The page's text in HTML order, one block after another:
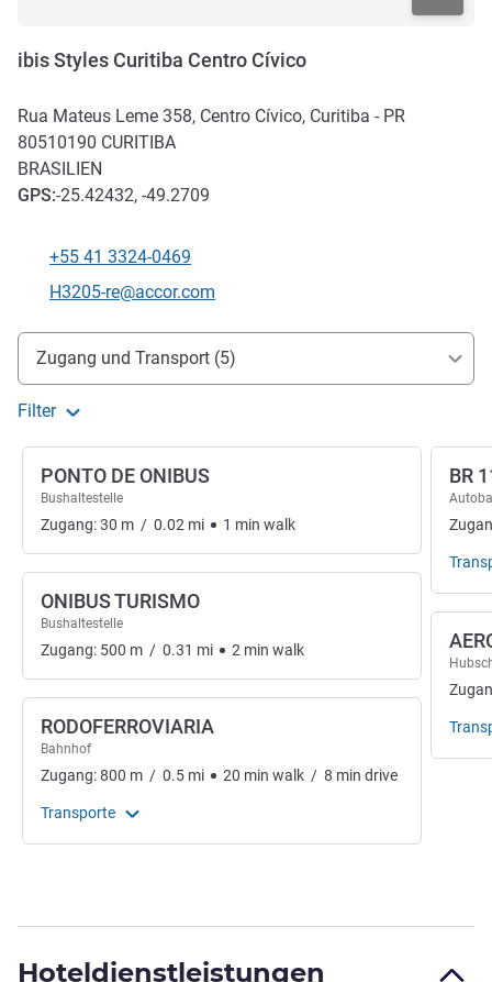
ibis Styles Curitiba Centro Cívico
Rua Mateus Leme 358, Centro Cívico, Curitiba - PR
80510190 CURITIBA
BRASILIEN
GPS:-25.42432, -49.2709
+55 41 3324-0469
Kontakt-E-Mail
H3205-re@accor.com
Erreichbarkeit und Anbindung
Zugang und Transport (5)
Filter
PONTO DE ONIBUS
Bushaltestelle
Zugang:30 m / 0.02 mi 1 min walk
ONIBUS TURISMO
Bushaltestelle
Zugang: 500 m / 0.31 mi 2 min walk
RODOFERROVIARIA
Bahnhof
Zugang:800 m / 0.5 mi 20 min walk / 8 min drive
Transporte
BR
Hoteldienstleistungen